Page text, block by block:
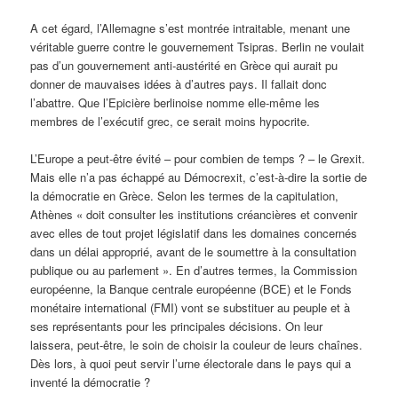
A cet égard, l’Allemagne s’est montrée intraitable, menant une
véritable guerre contre le gouvernement Tsipras. Berlin ne voulait
pas d’un gouvernement anti-austérité en Grèce qui aurait pu
donner de mauvaises idées à d’autres pays. Il fallait donc
l’abattre. Que l’Epicière berlinoise nomme elle-même les
membres de l’exécutif grec, ce serait moins hypocrite.
L’Europe a peut-être évité – pour combien de temps ? – le Grexit.
Mais elle n’a pas échappé au Démocrexit, c’est-à-dire la sortie de
la démocratie en Grèce. Selon les termes de la capitulation,
Athènes « doit consulter les institutions créancières et convenir
avec elles de tout projet législatif dans les domaines concernés
dans un délai approprié, avant de le soumettre à la consultation
publique ou au parlement ». En d’autres termes, la Commission
européenne, la Banque centrale européenne (BCE) et le Fonds
monétaire international (FMI) vont se substituer au peuple et à
ses représentants pour les principales décisions. On leur
laissera, peut-être, le soin de choisir la couleur de leurs chaînes.
Dès lors, à quoi peut servir l’urne électorale dans le pays qui a
inventé la démocratie ?